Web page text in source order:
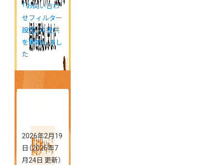
「お問い合わ
せフィルター
設定」の提供
を開始しまし
た
2026年2月19
日 （2026年7
月24日 更新）